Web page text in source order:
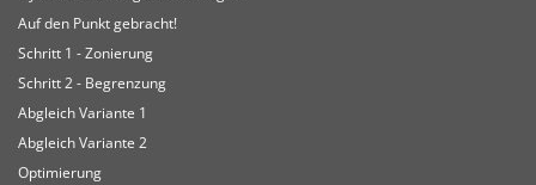
Auf den Punkt gebracht!
Schritt 1 - Zonierung
Schritt 2 - Begrenzung
Abgleich Variante 1
Abgleich Variante 2
Optimierung